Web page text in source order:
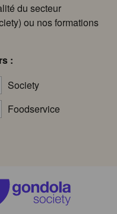
du secteur
ou nos formations
:
Society
Foodservice